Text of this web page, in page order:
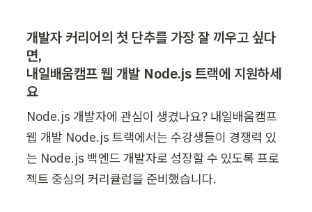
개발자 커리어의 첫 단추를 가장 잘 끼우고 싶다
면,
내일배움캠프 웹 개발 Node.js 트랙에 지원하세
요
Node.js 개발자에 관심이 생겼나요? 내일배움캠프
웹 개발 Node.js 트랙에서는 수강생들이 경쟁력 있
는 Node.js 백엔드 개발자로 성장할 수 있도록 프로
젝트 중심의 커리큘럼을 준비했습니다.